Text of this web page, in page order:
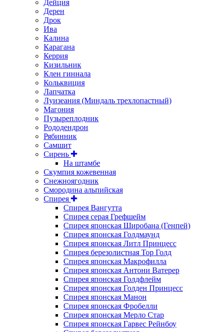
Дейция
Дерен
Дрок
Ива
Калина
Карагана
Керрия
Кизильник
Клен гиннала
Кольквиция
Лапчатка
Луизеания (Миндаль трехлопастный)
Магония
Пузыреплодник
Рододендрон
Рябинник
Самшит
Сирень
На штамбе
Скумпия кожевенная
Снежноягодник
Смородина альпийская
Спирея
Спирея Вангутта
Спирея серая Грефшейм
Спирея японская Широбана (Генпей)
Спирея японская Голдмаунд
Спирея японская Литл Принцесс
Спирея березолистная Тор Голд
Спирея японская Макрофилла
Спирея японская Антони Ватерер
Спирея японская Голдфлейм
Спирея японская Голден Принцесс
Спирея японская Манон
Спирея японская Фробелли
Спирея японская Мерло Стар
Спирея японская Гарвес Рейнбоу